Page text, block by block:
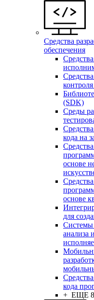
Средства
обеспечения
(SDK)
Среды
кода на
основе
основе
для
Системы
анализа
кода
+ ЕЩЕ 8